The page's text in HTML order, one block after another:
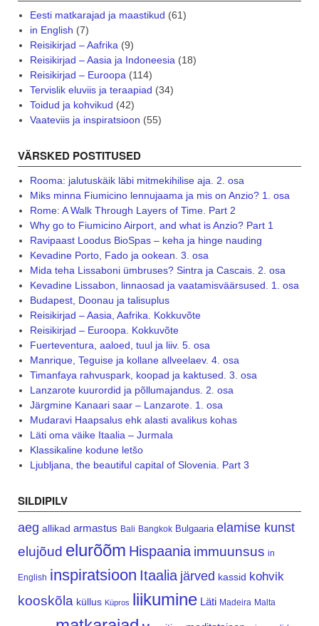
Eesti matkarajad ja maastikud (61)
in English (7)
Reisikirjad – Aafrika (9)
Reisikirjad – Aasia ja Indoneesia (18)
Reisikirjad – Euroopa (114)
Tervislik eluviis ja teraapiad (34)
Toidud ja kohvikud (42)
Vaateviis ja inspiratsioon (55)
VÄRSKED POSTITUSED
Rooma: jalutuskäik läbi mitmekihilise aja. 2. osa
Miks minna Fiumicino lennujaama ja mis on Anzio? 1. osa
Rome: A Walk Through Layers of Time. Part 2
Why go to Fiumicino Airport, and what is Anzio? Part 1
Ravipaast Loodus BioSpas – keha ja hinge nauding
Kevadine Porto, Fado ja ookean. 3. osa
Mida teha Lissaboni ümbruses? Sintra ja Cascais. 2. osa
Kevadine Lissabon, linnaosad ja vaatamisväärsused. 1. osa
Budapest, Doonau ja talisuplus
Reisikirjad – Aasia, Aafrika. Kokkuvõte
Reisikirjad – Euroopa. Kokkuvõte
Fuerteventura, aaloed, tuul ja liiv. 5. osa
Manrique, Teguise ja kollane allveelaev. 4. osa
Timanfaya rahvuspark, koopad ja kaktused. 3. osa
Lanzarote kuurordid ja põllumajandus. 2. osa
Järgmine Kanaari saar – Lanzarote. 1. osa
Mudaravi Haapsalus ehk alasti avalikus kohas
Läti oma väike Itaalia – Jurmala
Klassikaline kodune letšo
Ljubljana, the beautiful capital of Slovenia. Part 3
SILDIPILV
aeg allikad armastus Bali Bangkok Bulgaaria elamise kunst
elujõud elurõõm Hispaania immuunsus in
English inspiratsioon Itaalia järved kassid kohvik
kooskõla küllus Küpros liikumine Läti Madeira Malta